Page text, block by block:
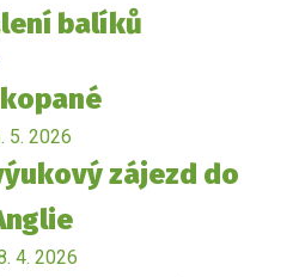
balíků
5. 2026
zájezd do
4. 2026